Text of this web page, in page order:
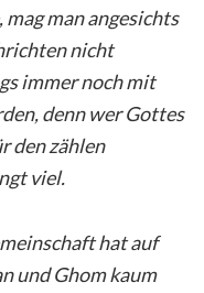
man angesichts
nicht
immer noch mit
denn wer Gottes
den zählen
viel.
hat auf
und Ghom kaum